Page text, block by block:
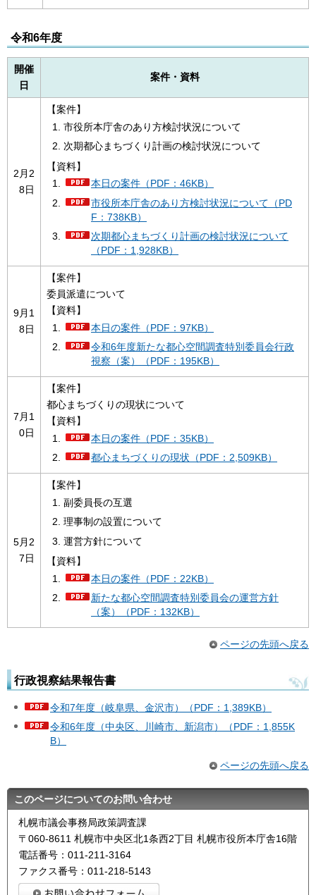
令和6年度
開催
日
案件・資料
2月2
8日
【案件】
市役所本庁舎のあり⽅検討状況について
次期都⼼まちづくり計画の検討状況について
【資料】
本日の案件（PDF：46KB）
市役所本庁舎のあり方検討状況について（PD
F：738KB）
次期都心まちづくり計画の検討状況について
（PDF：1,928KB）
9月1
8日
【案件】
委員派遣について
【資料】
本日の案件（PDF：97KB）
令和6年度新たな都心空間調査特別委員会行政
視察（案）（PDF：195KB）
7月1
0日
【案件】
都心まちづくりの現状について
【資料】
本日の案件（PDF：35KB）
都心まちづくりの現状（PDF：2,509KB）
5月2
7日
【案件】
副委員長の互選
理事制の設置について
運営方針について
【資料】
本日の案件（PDF：22KB）
新たな都心空間調査特別委員会の運営方針
（案）（PDF：132KB）
ページの先頭へ戻る
行政視察結果報告書
令和7年度（岐阜県、金沢市）（PDF：1,389KB）
令和6年度（中央区、川崎市、新潟市）（PDF：1,855K
B）
ページの先頭へ戻る
このページについてのお問い合わせ
札幌市議会事務局政策調査課
〒060-8611 札幌市中央区北1条西2丁目 札幌市役所本庁舎16階
電話番号：011-211-3164
ファクス番号：011-218-5143